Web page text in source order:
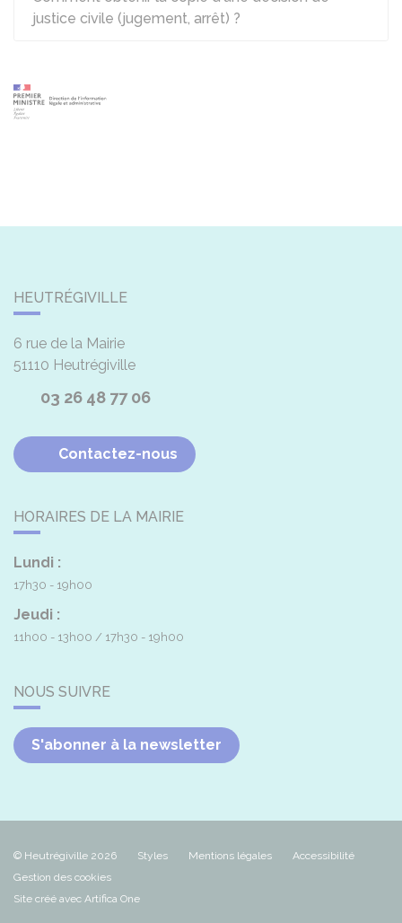
justice civile (jugement, arrêt) ?
HEUTRÉGIVILLE
6 rue de la Mairie
51110 Heutrégiville
03 26 48 77 06
Contactez-nous
HORAIRES DE LA MAIRIE
Lundi :
17h30 - 19h00
Jeudi :
11h00 - 13h00 17h30 - 19h00
NOUS SUIVRE
S'abonner à la newsletter
© Heutrégiville 2026 Styles Mentions légales
Accessibilité
Gestion des cookies
Site créé avec Artifica One